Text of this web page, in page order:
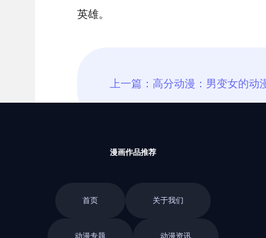
英雄。
漫画作品推荐
首页 关于我们
动漫专题 动漫资讯